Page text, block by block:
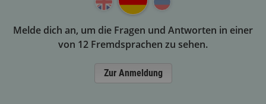
Melde dich an, um die Fragen und Antworten in einer
von 12 Fremdsprachen zu sehen.
Zur Anmeldung